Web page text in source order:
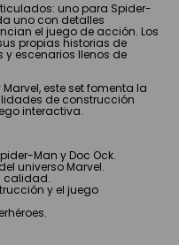
uno para Spider-
uno con detalles
el juego de acción. Los
propias historias de
escenarios llenos de
este set fomenta la
de construcción
interactiva.
Man y Doc Ock.
universo Marvel.
calidad.
y el juego